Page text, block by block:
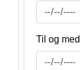
Til og med